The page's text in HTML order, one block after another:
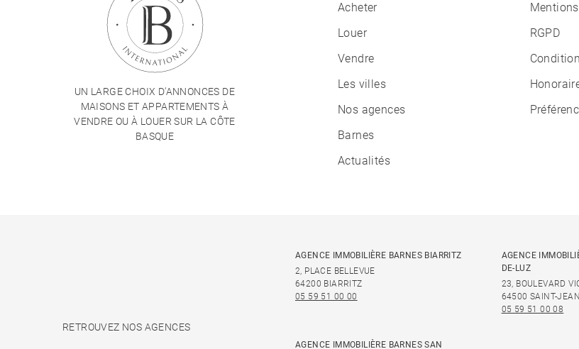
UN LARGE CHOIX D'ANNONCES DE
MAISONS ET APPARTEMENTS À
VENDRE OU À LOUER SUR LA CÔTE
BASQUE
Acheter
Louer
Vendre
Les villes
Nos agences
Barnes
Actualités
RGPD
RETROUVEZ NOS AGENCES
AGENCE IMMOBILIÈRE BARNES BIARRITZ
2, PLACE BELLEVUE
64200 BIARRITZ
05 59 51 00 00
AGENCE
DE-LUZ
23, BOULEVARD
64500 SAINT-
05 59 51 00 08
AGENCE IMMOBILIÈRE BARNES SAN